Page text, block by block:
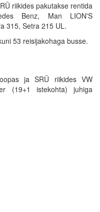
riikides pakutakse rentida
Benz, Man LION'S
315, Setra 215 UL.
53 reisijakohaga busse.
ja SRÜ riikides VW
(19+1 istekohta) juhiga